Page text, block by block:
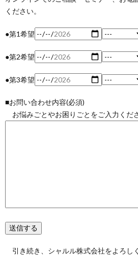
ください。
●第1希望
●第2希望
●第3希望
■お問い合わせ内容(必須)
お悩みごとやお困りごとをご入力くださ
引き続き、シャルル株式会社をよろし